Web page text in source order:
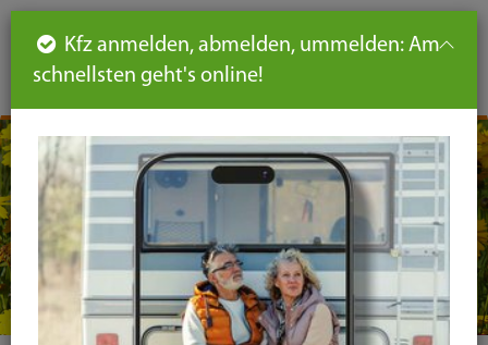
DE
Seiteninhalt
Hauptnavigation
Seitennavigation
leichte
Sprache
Kfz anmelden, abmelden, ummelden: Am
schnellsten geht's online!